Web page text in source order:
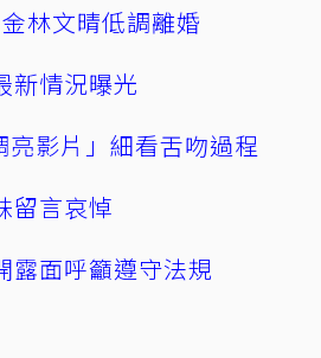
林文晴低調離婚
新情況曝光
影片」細看舌吻過程
留言哀悼
露面呼籲遵守法規